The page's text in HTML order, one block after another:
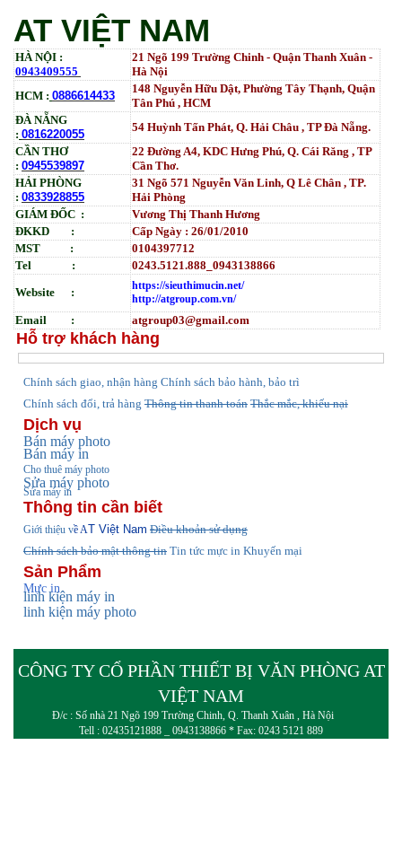
AT VIỆT NAM
HÀ NỘI :
0943409555
21 Ngõ 199 Trường Chinh - Quận Thanh Xuân -
Hà Nội
HCM : 0886614433
148 Nguyễn Hữu Dật, Phường Tây Thạnh, Quận
Tân Phú , HCM
ĐÀ NẴNG
: 0816220055
54 Huỳnh Tấn Phát, Q. Hải Châu , TP Đà Nẵng.
CẦN THƠ
: 0945539897
22 Đường A4, KDC Hưng Phú, Q. Cái Răng , TP
Cần Thơ.
HẢI PHÒNG
: 0833928855
31 Ngõ 571 Nguyễn Văn Linh, Q Lê Chân , TP.
Hải Phòng
GIÁM ĐỐC :
Vương Thị Thanh Hương
ĐKKD :
Cấp Ngày : 26/01/2010
MST :
0104397712
Tel :
0243.5121.888_0943138866
Website :
https://sieuthimucin.net/
http://atgroup.com.vn/
Email : atgroup03@gmail.com
Hỗ trợ khách hàng
Chính sách giao, nhận hàng Chính sách bảo hành, bảo trì
Chính sách đổi, trả hàng Thông tin thanh toán Thắc mắc, khiếu nại
Dịch vụ
Bán máy photo
Bán máy in
Cho thuê máy photo
Sửa máy photo
Sửa máy in
Thông tin cần biết
Giới thiệu về AT Việt Nam Điều khoản sử dụng
Chính sách bảo mật thông tin Tin tức mực in Khuyến mại
Sản Phẩm
Mực in
linh kiện máy in
linh kiện máy photo
CÔNG TY CỔ PHẦN THIẾT BỊ VĂN PHÒNG AT
VIỆT NAM
Đ/c : Số nhà 21 Ngõ 199 Trường Chinh, Q. Thanh Xuân , Hà Nội
Tell : 02435121888 _ 0943138866 * Fax: 0243 5121 889